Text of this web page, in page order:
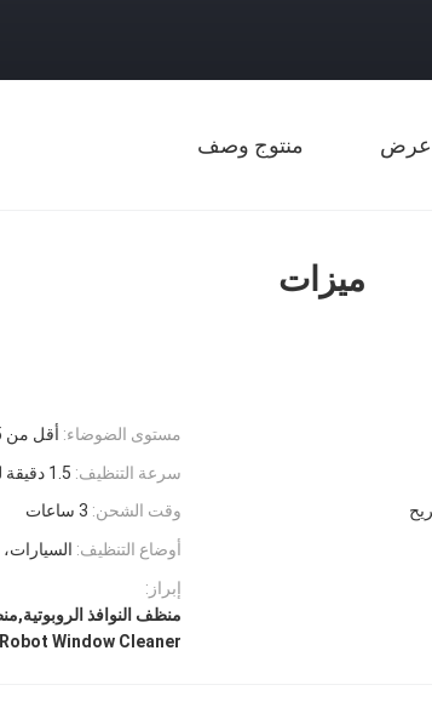
عرض منتوج وصف
ميزات
مستوى الضوضاء: أقل من 65 ديسيبل
سرعة التنظيف: 1.5 دقيقة لكل متر مربع
وقت الشحن: 3 ساعات
أوضاع التنظيف: السيارات،
إبراز:
منظف النوافذ
Window Cleaner